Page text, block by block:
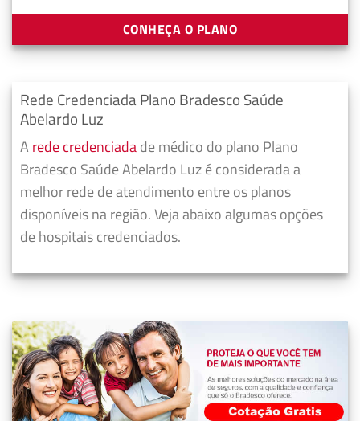
CONHEÇA O PLANO
Rede Credenciada Plano Bradesco Saúde
Abelardo Luz
A rede credenciadade médico do plano Plano
Bradesco Saúde Abelardo Luz é considerada a
melhor rede de atendimento entre os planos
disponíveis na região. Veja abaixo algumas opções
de hospitais credenciados.